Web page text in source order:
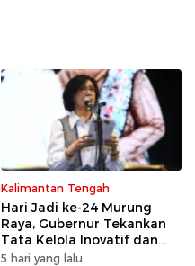
Kalimantan Tengah
Hari Jadi ke-24 Murung
Raya, Gubernur Tekankan
Tata Kelola Inovatif dan
Kesiapsiagaan Karhutla
5 hari yang lalu